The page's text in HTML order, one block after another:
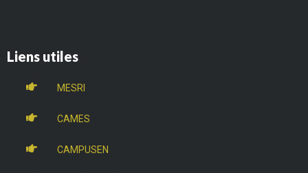
Liens utiles
MESRI
CAMES
CAMPUSEN